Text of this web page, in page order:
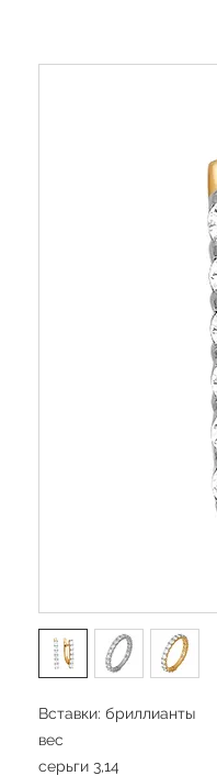
Вставки: бриллианты
вес
серьги 3,14